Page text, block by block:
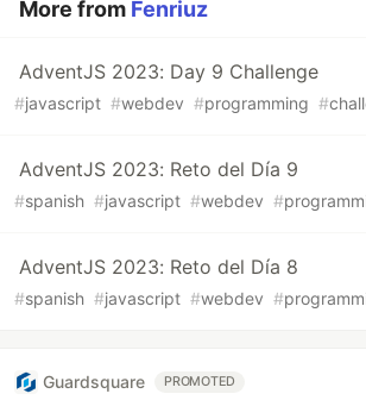
More from Fenriuz
AdventJS 2023: Day 9 Challenge
#javascript #webdev #programming #
AdventJS 2023: Reto del Día 9
#spanish #javascript #webdev #
AdventJS 2023: Reto del Día 8
#spanish #javascript #webdev #
Guardsquare PROMOTED